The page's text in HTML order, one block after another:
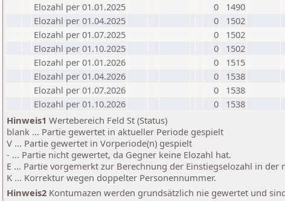
Elozahl per 01.01.2025
0
1490
Elozahl per 01.04.2025
0
1502
Elozahl per 01.07.2025
0
1502
Elozahl per 01.10.2025
0
1502
Elozahl per 01.01.2026
0
1515
Elozahl per 01.04.2026
0
1538
Elozahl per 01.07.2026
0
1538
Elozahl per 01.10.2026
0
1538
Hinweis1 Wertebereich Feld St (Status)
blank ... Partie gewertet in aktueller Periode gespielt
V ... Partie gewertet in Vorperiode(n) gespielt
- ... Partie nicht gewertet, da Gegner keine Elozahl hat.
E ... Partie vorgemerkt zur Berechnung der Einstiegselozahl in der
K ... Korrektur wegen doppelter Personennummer.
Hinweis2 Kontumazen werden grundsätzlich nie gewertet und